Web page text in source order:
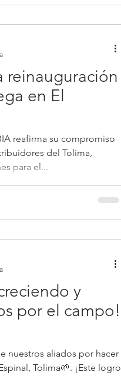
reinauguración
en El
reafirma su compromiso
del Tolima,
para el...
y
por el campo!
nuestros aliados por hacer
Tolima🌱. ¡Este logro